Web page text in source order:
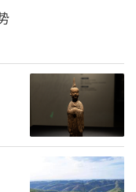
的白河，是汉
控荆襄”。同
楚尾”之称。古
均房，关南险
交通要道，这
块土地一定会交